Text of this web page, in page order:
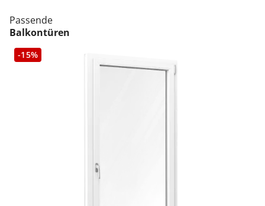
Passende
Balkontüren
-15%